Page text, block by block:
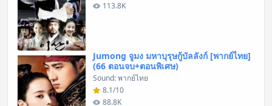
113.8K
Jumong จูมง มหาบุรุษกู้บัลลังก์ [พากย์ไทย]
(66 ตอนจบ+ตอนพิเศษ)
Sound: พากย์ไทย
8.1/10
88.8K